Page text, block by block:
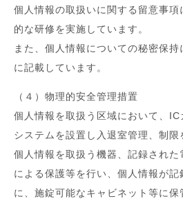
個人情報の取扱いに関する留意事
的な研修を実施しています。
また、個人情報についての秘密保持
に記載しています。
（４）物理的安全管理措置
個人情報を取扱う区域において、
システムを設置し入退室管理、制限
個人情報を取扱う機器、記録された
による保護等を行い、個人情報が記
に、施錠可能なキャビネット等に保